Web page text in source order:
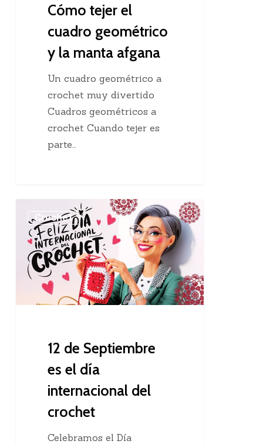
Cómo tejer el
cuadro geométrico
y la manta afgana
Un cuadro geométrico a
crochet muy divertido
Cuadros geométricos a
crochet Cuando tejer es
parte…
Septiembre
internacional
Crochet
12 de Septiembre
es el día
internacional del
crochet
Celebramos el Día